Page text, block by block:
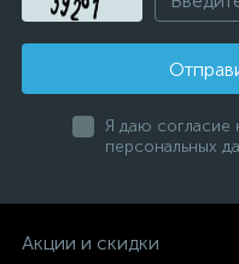
Я даю согласие
персональных
Акции и скидки